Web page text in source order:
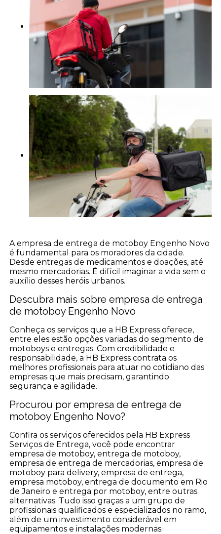
A empresa de entrega de motoboy Engenho Novo
é fundamental para os moradores da cidade.
Desde entregas de medicamentos e doações, até
mesmo mercadorias. É difícil imaginar a vida sem o
auxílio desses heróis urbanos.
Descubra mais sobre empresa de entrega
de motoboy Engenho Novo
Conheça os serviços que a HB Express oferece,
entre eles estão opções variadas do segmento de
motoboys e entregas. Com credibilidade e
responsabilidade, a HB Express contrata os
melhores profissionais para atuar no cotidiano das
empresas que mais precisam, garantindo
segurança e agilidade.
Procurou por empresa de entrega de
motoboy Engenho Novo?
Confira os serviços oferecidos pela HB Express
Serviços de Entrega, você pode encontrar
empresa de motoboy, entrega de motoboy,
empresa de entrega de mercadorias, empresa de
motoboy para delivery, empresa de entrega,
empresa motoboy, entrega de documento em Rio
de Janeiro e entrega por motoboy, entre outras
alternativas. Tudo isso graças a um grupo de
profissionais qualificados e especializados no ramo,
além de um investimento considerável em
equipamentos e instalações modernas.